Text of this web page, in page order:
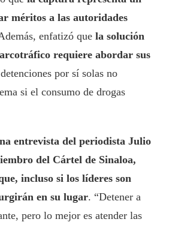
méritos a las autoridades
enfatizó que la solución
requiere abordar sus
por sí solas no
si el consumo de drogas
entrevista del periodista Julio
del Cártel de Sinaloa,
incluso si los líderes son
en su lugar. “Detener a
pero lo mejor es atender las